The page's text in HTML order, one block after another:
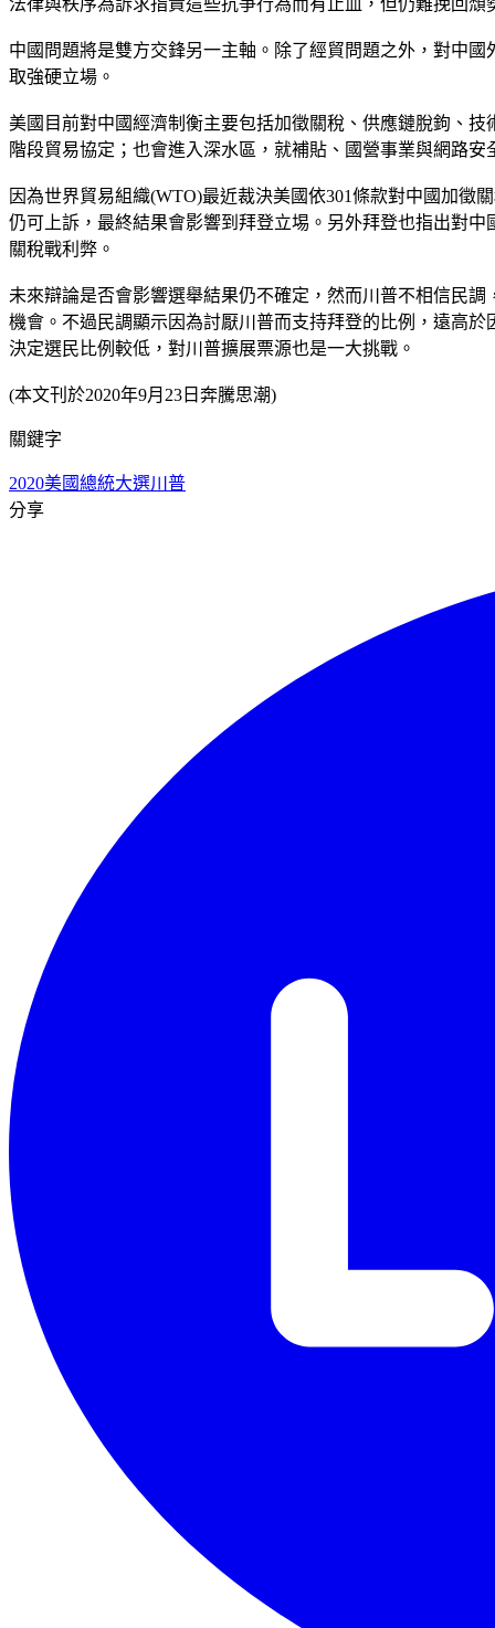
中國問題將是雙方交鋒另一主軸。除了經貿問題之外，對中
取強硬立場。
美國目前對中國經濟制衡主要包括加徵關稅、供應鏈脫鉤、
階段貿易協定；也會進入深水區，就補貼、國營事業與網路
因為世界貿易組織(WTO)最近裁決美國依301條款對中國加
仍可上訴，最終結果會影響到拜登立埸。另外拜登也指出對
關稅戰利弊。
未來辯論是否會影響選舉結果仍不確定，然而川普不相信民
機會。不過民調顯示因為討厭川普而支持拜登的比例，遠高
決定選民比例較低，對川普擴展票源也是一大挑戰。
(本文刊於2020年9月23日奔騰思潮)
關鍵字
2020美國總統大選川普
分享